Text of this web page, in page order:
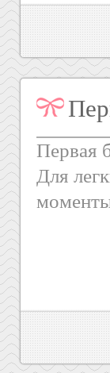
Первая
Для